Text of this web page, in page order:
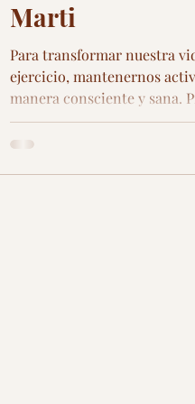
Marti
Para transformar nuestra
ejercicio, mantenernos
manera consciente y sana.